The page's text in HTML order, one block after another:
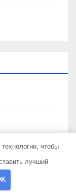
чтобы
лучший